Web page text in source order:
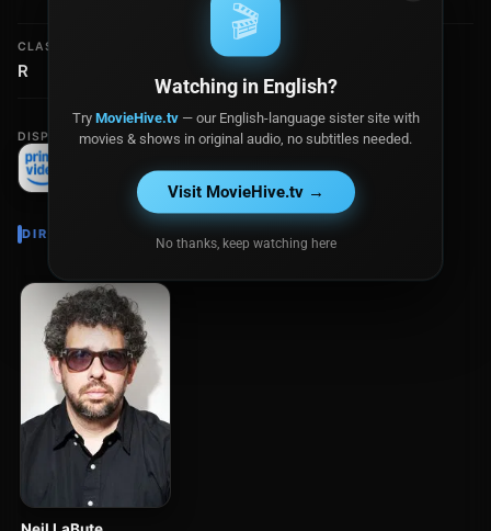
CLASIFICACIÓN
R
DISPONIBLE EN
DIRECTOR
🎬
Watching in English?
Try MovieHive.tv— our English-language sister site with
movies & shows in original audio, no subtitles needed.
Visit MovieHive.tv →
No thanks, keep watching here